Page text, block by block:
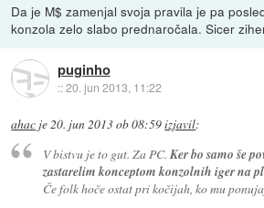
Da je M$ zamenjal svoja pravila je pa
konzola zelo slabo prednaročala. Sicer
puginho
::20. jun 2013, 11:22
ahac je20. jun 2013 ob 08:59izjavil:
V bistvu je to gut. Za PC. Ker bo samo še
zastarelim konceptom konzolnih iger na
Če folk hoče ostat pri kočijah, ko mu